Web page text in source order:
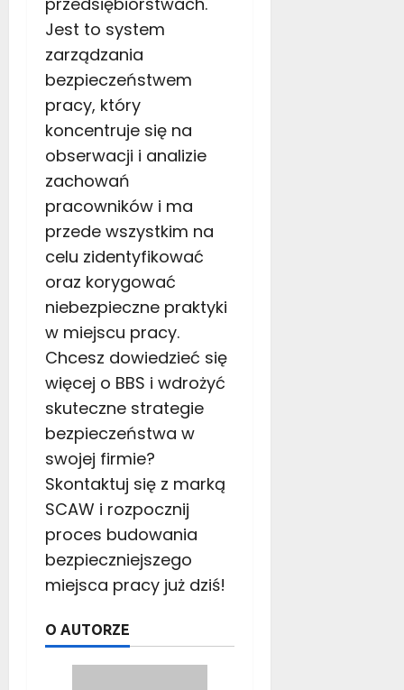
Jest to system
zarządzania
bezpieczeństwem
pracy, który
koncentruje się na
obserwacji i analizie
zachowań
pracowników i ma
przede wszystkim na
celu zidentyfikować
oraz korygować
niebezpieczne praktyki
w miejscu pracy.
Chcesz dowiedzieć się
więcej o BBS i wdrożyć
skuteczne strategie
bezpieczeństwa w
swojej firmie?
Skontaktuj się z marką
SCAW i rozpocznij
proces budowania
bezpieczniejszego
miejsca pracy już dziś!
O AUTORZE